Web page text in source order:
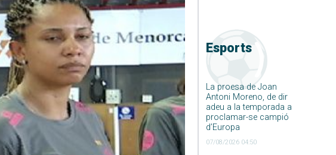
Esports
La proesa de Joan
Antoni Moreno, de dir
adeu a la temporada a
proclamar-se campió
d’Europa
07/08/2026 04:50